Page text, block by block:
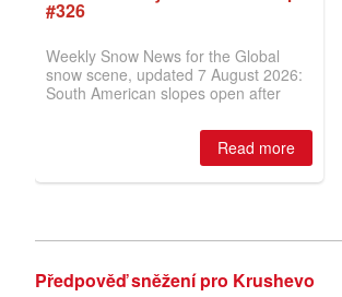
Předpověď sněžení pro Krushevo